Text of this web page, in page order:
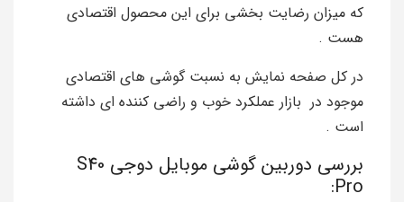
که میزان رضایت بخشی برای این محصول اقتصادی
هست .
در کل صفحه نمایش به نسبت گوشی های اقتصادی
موجود در بازار عملکرد خوب و راضی کننده ای داشته
است .
بررسی دوربین گوشی موبایل دوجی S40
Pro: